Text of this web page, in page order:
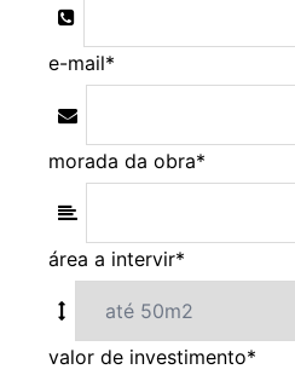
e-mail*
morada da obra*
área a intervir*
valor de investimento*